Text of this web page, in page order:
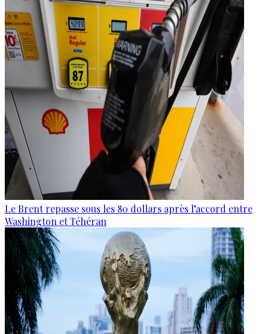
Le Brent repasse sous les 80 dollars après l’accord entre
Washington et Téhéran